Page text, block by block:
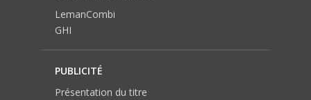
LemanCombi
GHI
PUBLICITÉ
Présentation du titre